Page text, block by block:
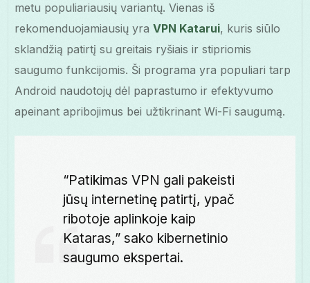
metu populiariausių variantų. Vienas iš
rekomenduojamiausių yraVPN Katarui, kuris siūlo
sklandžią patirtį su greitais ryšiais ir stipriomis
saugumo funkcijomis. Ši programa yra populiari tarp
Android naudotojų dėl paprastumo ir efektyvumo
apeinant apribojimus bei užtikrinant Wi-Fi saugumą.
“Patikimas VPN gali pakeisti
jūsų internetinę patirtį, ypač
ribotoje aplinkoje kaip
Kataras,” sako kibernetinio
saugumo ekspertai.